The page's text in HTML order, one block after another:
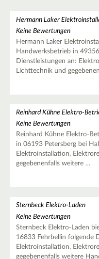
Hermann Laker
Keine Bewertungen
Hermann Laker
Handwerksbetrieb in
Dienstleistungen an:
Lichttechnik und
Reinhard Kühne Elektro-
Keine Bewertungen
Reinhard Kühne Elektro-
in 06193 Petersberg bei
Elektroinstallation,
gegebenenfalls weitere …
Sternbeck Elektro-Laden
Keine Bewertungen
Sternbeck Elektro-Laden
16833 Fehrbellin folgende
Elektroinstallation,
gegebenenfalls weitere